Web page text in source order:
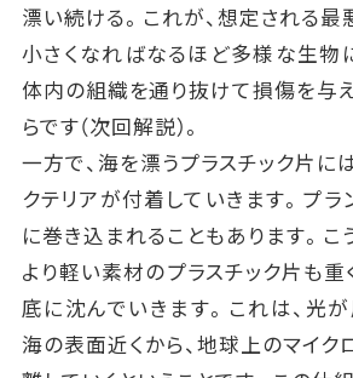
漂い続ける。これが、想定される最
小さくなればなるほど多様な生物
体内の組織を通り抜けて損傷を与
らです（次回解説）。
一方で、海を漂うプラスチック片に
クテリアが付着していきます。プラ
に巻き込まれることもあります。こ
より軽い素材のプラスチック片も重
底に沈んでいきます。これは、光
海の表面近くから、地球上のマイク